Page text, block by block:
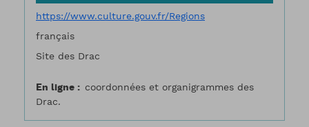
https://www.culture.gouv.fr/Regions
français
Site des Drac
En ligne
coordonnées et organigrammes des
Drac.